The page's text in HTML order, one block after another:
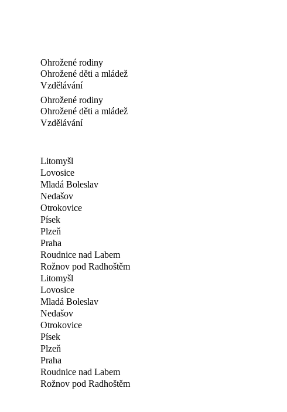
Ohrožené rodiny
Ohrožené děti a mládež
Vzdělávání
Ohrožené rodiny
Ohrožené děti a mládež
Vzdělávání
Litomyšl
Lovosice
Mladá Boleslav
Nedašov
Otrokovice
Písek
Plzeň
Praha
Roudnice nad Labem
Rožnov pod Radhoštěm
Litomyšl
Lovosice
Mladá Boleslav
Nedašov
Otrokovice
Písek
Plzeň
Praha
Roudnice nad Labem
Rožnov pod Radhoštěm